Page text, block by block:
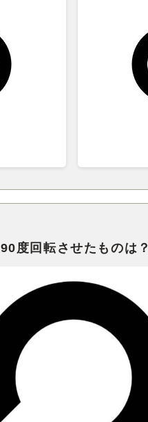
度回転させたものは？